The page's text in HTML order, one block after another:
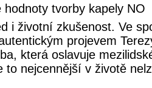
hodnoty tvorby kapely NO
i životní zkušenost. Ve
projevem
která oslavuje
to nejcennější v životě